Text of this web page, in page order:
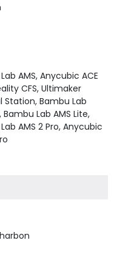
AMS, Anycubic ACE
CFS, Ultimaker
Station, Bambu Lab
Bambu Lab AMS Lite,
AMS 2 Pro, Anycubic